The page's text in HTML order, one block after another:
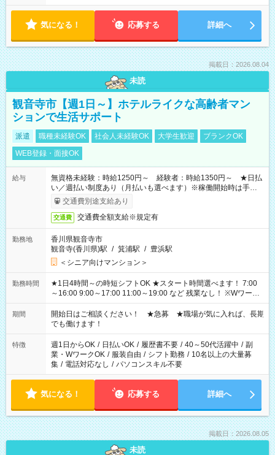
気になる！ 応募する 詳細へ
掲載日：2026.08.04
未読
観音寺市【週1日～】ホテルライクな高齢者マン
ションで生活サポート
派遣 職種未経験OK 社会人未経験OK 大学生歓迎
ブランクOK
WEB登録・面接OK
給与
無資格未経験：時給1250円～ 経験者：時給1350円～ ★日払
い／週払い制度あり（月払いも選べます）※稼働開始時は手続き
完了次第のお支払いとなります。
交通費別途支給あり
交通費 交通費全額支給※規定有
勤務地
香川県観音寺市
観音寺(香川県)駅 / 箕浦駅 / 豊浜駅
＜シニア向けマンション＞
勤務時間
★1日4時間～の時短シフトOK ★スタート時間選べます！ 7:00
～16:00 9:00～17:00 11:00～19:00 など 残業なし！ ※Wワーク
の場合、他のお仕事と合わせ週40時間超の就業はご案内できま
せん ※法令に基づき、週20時間以上勤務は社会保険への加入対
象となります ※労働者派遣法（日雇い派遣の原則禁止）によ
り、短時間・短期間の就業はご案内が難しい場合があります
期間
開始日はご相談ください！ ★急募 ★職場が気に入れば、長期
でも働けます！
特徴 週1日からOK / 日払いOK / 履歴書不要 / 40～50代活躍中 / 副
業・WワークOK / 服装自由 / シフト勤務 / 10名以上の大量募
集 / 電話対応なし / パソコンスキル不要
気になる！ 応募する 詳細へ
掲載日：2026.08.05
未読